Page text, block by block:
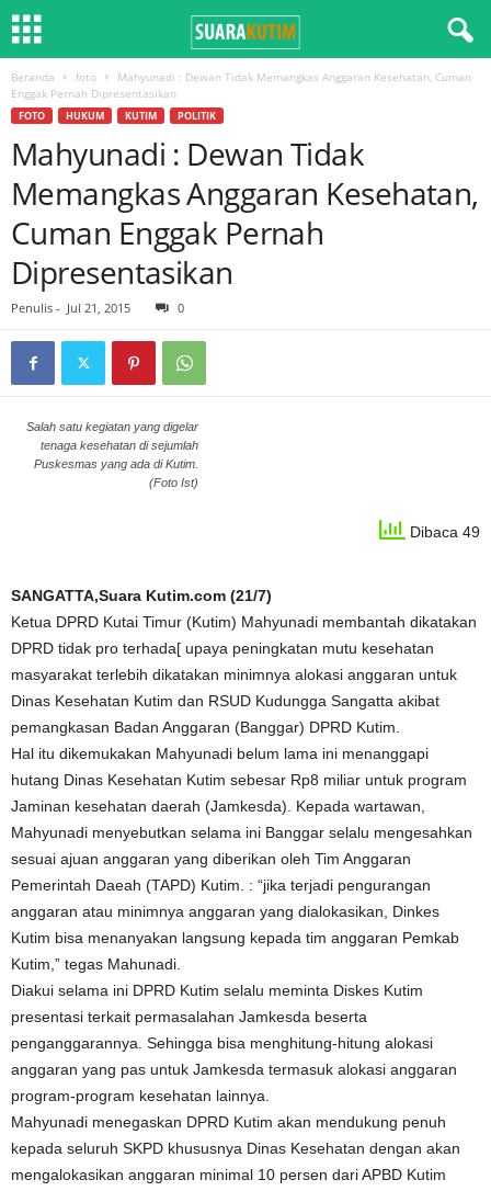
Beranda foto
Mahyunadi : Dewan Tidak Memangkas Anggaran Kesehatan, Cuman
Enggak Pernah Dipresentasikan
FOTO HUKUM KUTIM POLITIK
Mahyunadi : Dewan Tidak
Memangkas Anggaran Kesehatan,
Cuman Enggak Pernah
Dipresentasikan
Penulis - Jul 21, 2015 0
Salah satu kegiatan yang digelar
tenaga kesehatan di sejumlah
Puskesmas yang ada di Kutim.
(Foto Ist)
Dibaca 49
SANGATTA,Suara Kutim.com (21/7)
Ketua DPRD Kutai Timur (Kutim) Mahyunadi membantah dikatakan
DPRD tidak pro terhada[ upaya peningkatan mutu kesehatan
masyarakat terlebih dikatakan minimnya alokasi anggaran untuk
Dinas Kesehatan Kutim dan RSUD Kudungga Sangatta akibat
pemangkasan Badan Anggaran (Banggar) DPRD Kutim.
Hal itu dikemukakan Mahyunadi belum lama ini menanggapi
hutang Dinas Kesehatan Kutim sebesar Rp8 miliar untuk program
Jaminan kesehatan daerah (Jamkesda). Kepada wartawan,
Mahyunadi menyebutkan selama ini Banggar selalu mengesahkan
sesuai ajuan anggaran yang diberikan oleh Tim Anggaran
Pemerintah Daeah (TAPD) Kutim. : “jika terjadi pengurangan
anggaran atau minimnya anggaran yang dialokasikan, Dinkes
Kutim bisa menanyakan langsung kepada tim anggaran Pemkab
Kutim,” tegas Mahunadi.
Diakui selama ini DPRD Kutim selalu meminta Diskes Kutim
presentasi terkait permasalahan Jamkesda beserta
penganggarannya. Sehingga bisa menghitung-hitung alokasi
anggaran yang pas untuk Jamkesda termasuk alokasi anggaran
program-program kesehatan lainnya.
Mahyunadi menegaskan DPRD Kutim akan mendukung penuh
kepada seluruh SKPD khususnya Dinas Kesehatan dengan akan
mengalokasikan anggaran minimal 10 persen dari APBD Kutim